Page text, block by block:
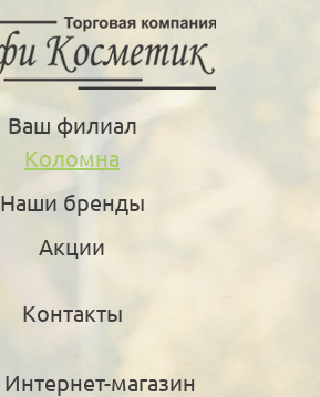
Ваш филиал
Коломна
Наши бренды
Акции
Контакты
Интернет-магазин